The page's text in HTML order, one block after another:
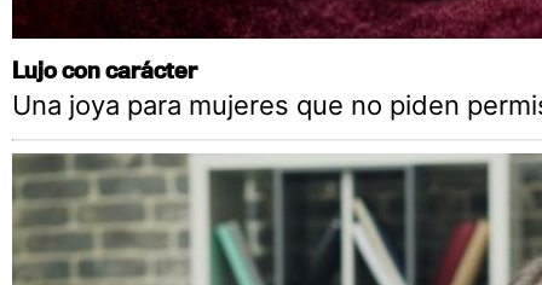
Lujo con carácter
Una joya para mujeres que no piden